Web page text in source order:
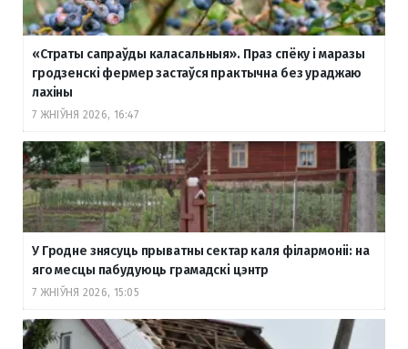
«Страты сапраўды каласальныя». Праз спёку і маразы
гродзенскі фермер застаўся практычна без ураджаю
лахіны
7 ЖНІЎНЯ 2026, 16:47
У Гродне знясуць прыватны сектар каля філармоніі: на
яго месцы пабудуюць грамадскі цэнтр
7 ЖНІЎНЯ 2026, 15:05